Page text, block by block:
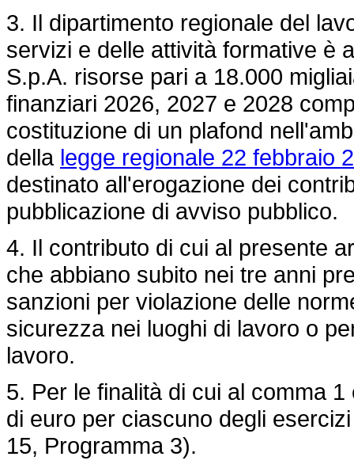
3. Il dipartimento regionale del
servizi e delle attività formative è
S.p.A. risorse pari a 18.000
finanziari 2026, 2027 e 2028
costituzione di un plafond
della legge regionale 22 febbraio
destinato all'erogazione dei
pubblicazione di avviso pubblico.
4. Il contributo di cui al presente
che abbiano subito nei tre anni
sanzioni per violazione delle
sicurezza nei luoghi di lavoro o
lavoro.
5. Per le finalità di cui al comma
di euro per ciascuno degli
15, Programma 3).